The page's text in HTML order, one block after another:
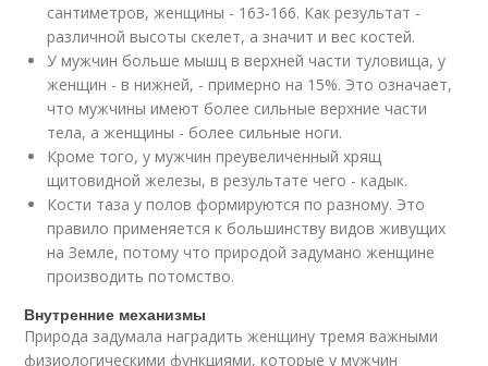
сантиметров, женщины - 163-166. Как результат -
различной высоты скелет, а значит и вес костей.
У мужчин больше мышц в верхней части туловища, у
женщин - в нижней, - примерно на 15%. Это означает,
что мужчины имеют более сильные верхние части
тела, а женщины - более сильные ноги.
Кроме того, у мужчин преувеличенный хрящ
щитовидной железы, в результате чего - кадык.
Кости таза у полов формируются по разному. Это
правило применяется к большинству видов живущих
на Земле, потому что природой задумано женщине
производить потомство.
Внутренние механизмы
Природа задумала наградить женщину тремя важными
физиологическими функциями, которые у мужчин